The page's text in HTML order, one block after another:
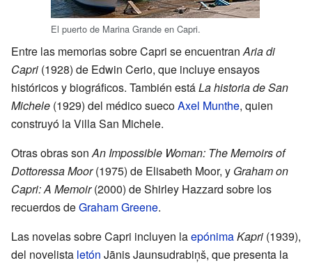
El puerto de Marina Grande en Capri.
Entre las memorias sobre Capri se encuentranAria di
Capri (1928) de Edwin Cerio, que incluye ensayos
históricos y biográficos. También estáLa historia de San
Michele (1929) del médico suecoAxel Munthe, quien
construyó la Villa San Michele.
Otras obras sonAn Impossible Woman: The Memoirs of
Dottoressa Moor(1975) de Elisabeth Moor, y Graham on
Capri: A Memoir(2000) de Shirley Hazzard sobre los
recuerdos deGraham Greene.
Las novelas sobre Capri incluyen laepónimaKapri (1939),
del novelista letón Jānis Jaunsudrabiņš, que presenta la